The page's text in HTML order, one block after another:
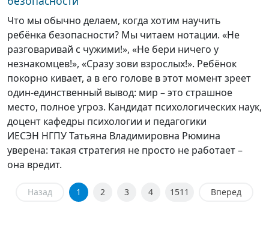
Что мы обычно делаем, когда хотим научить
ребёнка безопасности? Мы читаем нотации. «Не
разговаривай с чужими!», «Не бери ничего у
незнакомцев!», «Сразу зови взрослых!». Ребёнок
покорно кивает, а в его голове в этот момент зреет
один-единственный вывод: мир – это страшное
место, полное угроз. Кандидат психологических наук,
доцент кафедры психологии и педагогики
ИЕСЭН НГПУ Татьяна Владимировна Рюмина
уверена: такая стратегия не просто не работает –
она вредит.
Назад 1 2 3 4 1511 Вперед